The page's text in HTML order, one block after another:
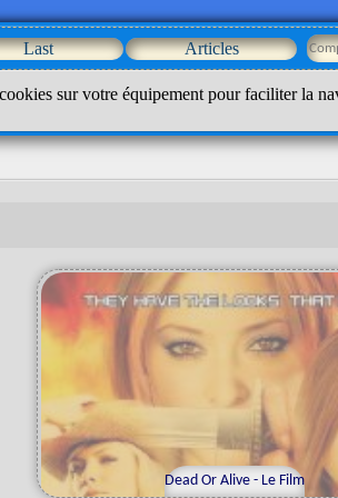
Last Articles
sur votre équipement pour faciliter la
Dead Or Alive - Le Film